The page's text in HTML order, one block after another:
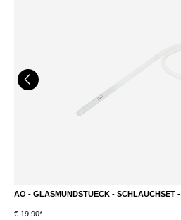
AO - GLASMUNDSTUECK - SCHLAUCHSET
€ 19,90*